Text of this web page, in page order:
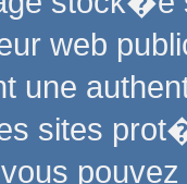
web
une
sites